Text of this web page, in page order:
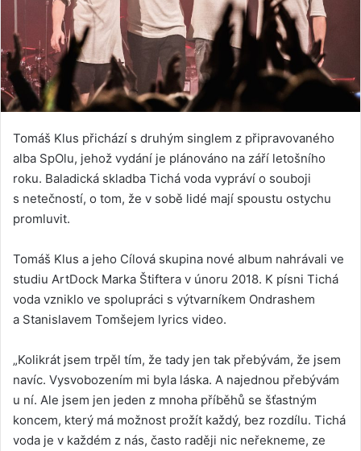
Tomáš Klus přichází s druhým singlem z připravovaného
alba SpOlu, jehož vydání je plánováno na září letošního
roku. Baladická skladba Tichá voda vypráví o souboji
s netečností, o tom, že v sobě lidé mají spoustu ostychu
promluvit.
Tomáš Klus a jeho Cílová skupina nové album nahrávali ve
studiu ArtDock Marka Štiftera v únoru 2018. K písni Tichá
voda vzniklo ve spolupráci s výtvarníkem Ondrashem
a Stanislavem Tomšejem lyrics video.
„Kolikrát jsem trpěl tím, že tady jen tak přebývám, že jsem
navíc. Vysvobozením mi byla láska. A najednou přebývám
u ní. Ale jsem jen jeden z mnoha příběhů se šťastným
koncem, který má možnost prožít každý, bez rozdílu. Tichá
voda je v každém z nás, často raději nic neřekneme, ze